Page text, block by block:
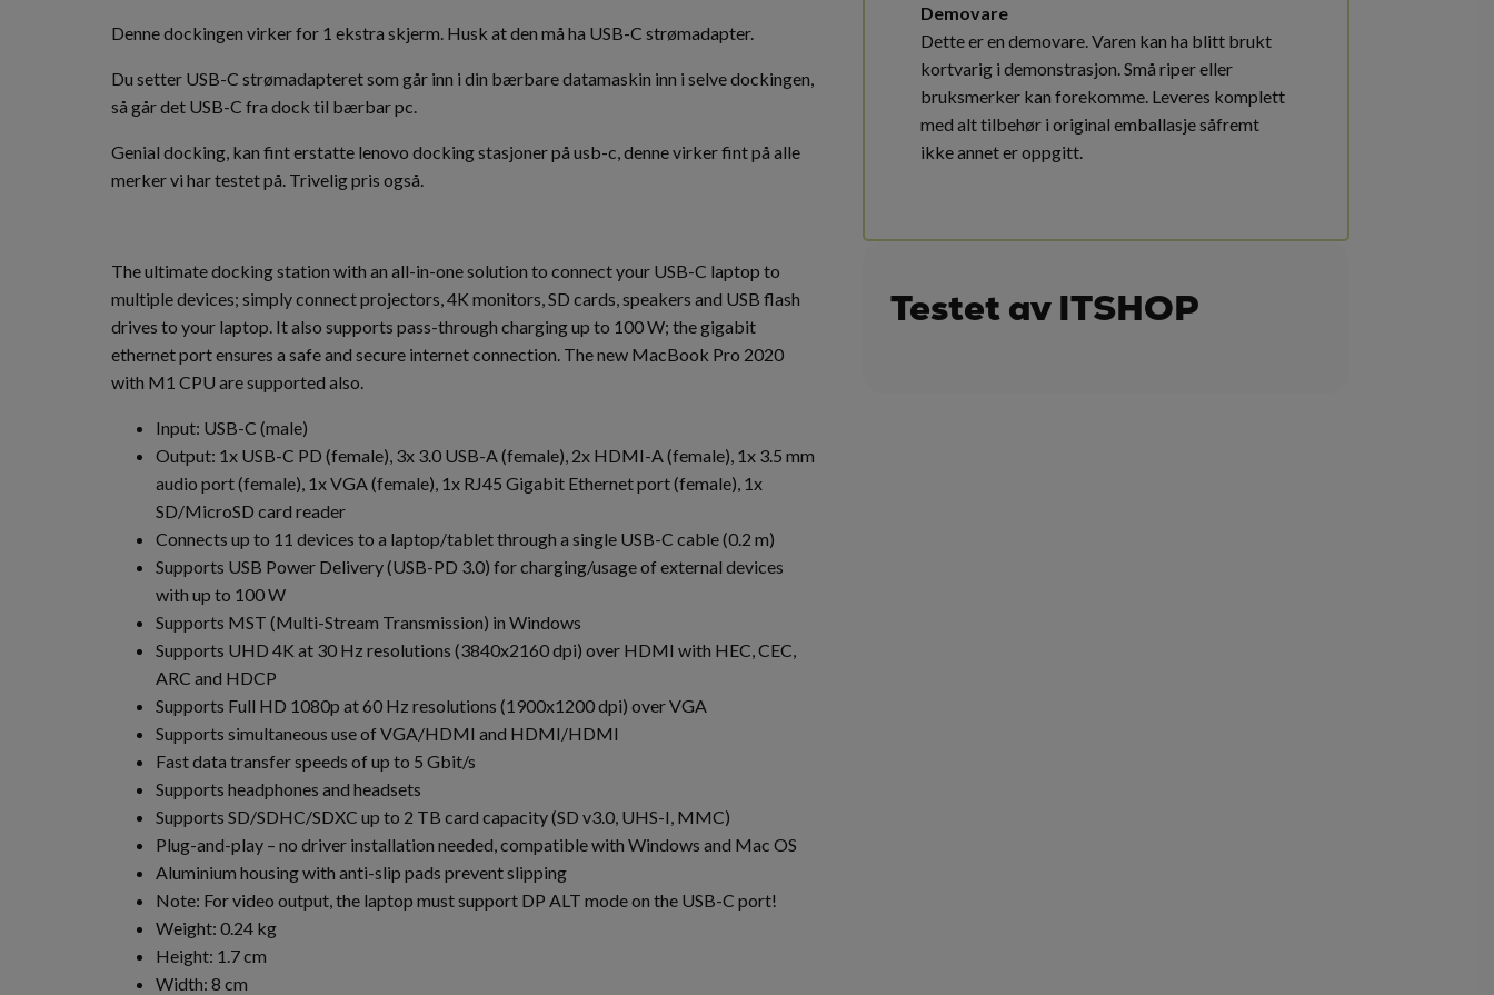
Denne dockingen virker for 1 ekstra skjerm. Husk at den må ha USB-C strømadapter.
Du setter USB-C strømadapteret som går inn i din bærbare datamaskin inn i selve dockingen,
så går det USB-C fra dock til bærbar pc.
Genial docking, kan fint erstatte lenovo docking stasjoner på usb-c, denne virker fint på alle
merker vi har testet på. Trivelig pris også.
The ultimate docking station with an all-in-one solution to connect your USB-C laptop to
multiple devices; simply connect projectors, 4K monitors, SD cards, speakers and USB flash
drives to your laptop. It also supports pass-through charging up to 100 W; the gigabit
ethernet port ensures a safe and secure internet connection. The new MacBook Pro 2020
with M1 CPU are supported also.
Input: USB-C (male)
Output: 1x USB-C PD (female), 3x 3.0 USB-A (female), 2x HDMI-A (female), 1x 3.5 mm
audio port (female), 1x VGA (female), 1x RJ45 Gigabit Ethernet port (female), 1x
SD/MicroSD card reader
Connects up to 11 devices to a laptop/tablet through a single USB-C cable (0.2 m)
Supports USB Power Delivery (USB-PD 3.0) for charging/usage of external devices
with up to 100 W
Supports MST (Multi-Stream Transmission) in Windows
Supports UHD 4K at 30 Hz resolutions (3840x2160 dpi) over HDMI with HEC, CEC,
ARC and HDCP
Supports Full HD 1080p at 60 Hz resolutions (1900x1200 dpi) over VGA
Supports simultaneous use of VGA/HDMI and HDMI/HDMI
Fast data transfer speeds of up to 5 Gbit/s
Supports headphones and headsets
Supports SD/SDHC/SDXC up to 2 TB card capacity (SD v3.0, UHS-I, MMC)
Plug-and-play – no driver installation needed, compatible with Windows and Mac OS
Aluminium housing with anti-slip pads prevent slipping
Note: For video output, the laptop must support DP ALT mode on the USB-C port!
Weight: 0.24 kg
Height: 1.7 cm
Width: 8 cm
Demovare
Dette er en demovare. Varen kan ha blitt brukt
kortvarig i demonstrasjon. Små riper eller
bruksmerker kan forekomme. Leveres komplett
med alt tilbehør i original emballasje såfremt
ikke annet er oppgitt.
Testet av ITSHOP